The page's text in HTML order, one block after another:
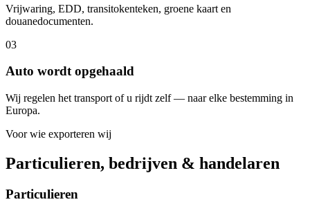
Vrijwaring, EDD, transitokenteken, groene kaart en
douanedocumenten.
03
Auto wordt opgehaald
Wij regelen het transport of u rijdt zelf — naar elke bestemming in
Europa.
Voor wie exporteren wij
Particulieren, bedrijven & handelaren
Particulieren